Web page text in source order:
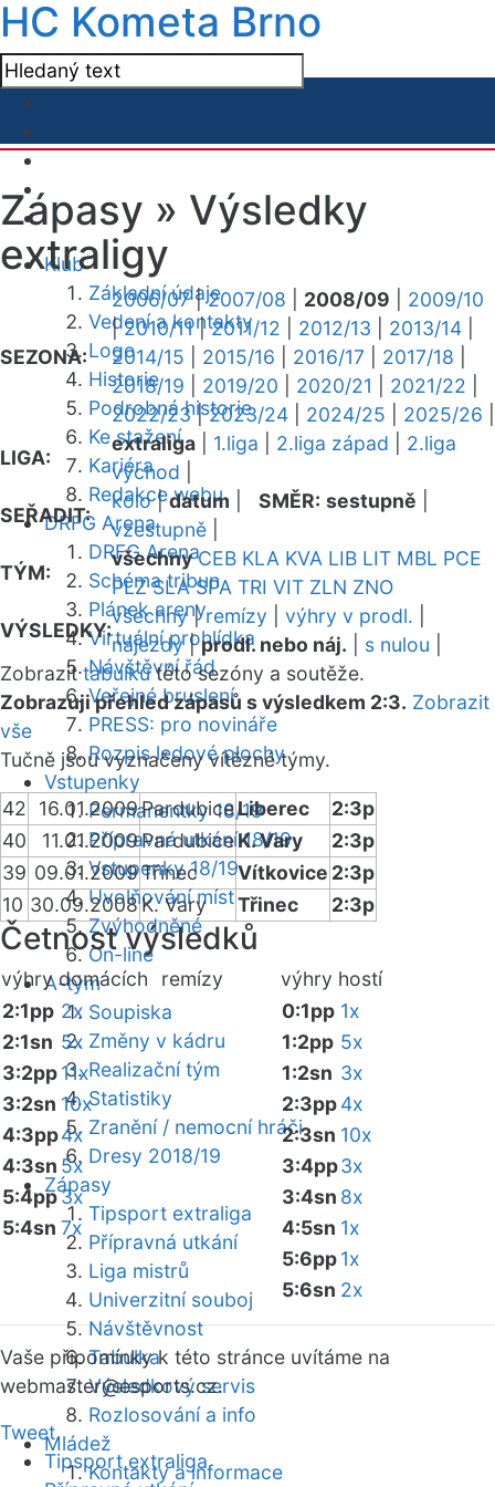
HC Kometa Brno
Klub
Základní údaje
Vedení a kontakty
Logo
Historie
Podrobná historie
Ke stažení
Kariéra
Redakce webu
DRFG Arena
DRFG Arena
Schéma tribun
Plánek areny
Virtuální prohlídka
Návštěvní řád
Veřejné bruslení
PRESS: pro novináře
Rozpis ledové plochy
Vstupenky
Permanentky 18/19
Přípravná utkání 18/19
Vstupenky 18/19
Uvolňování míst
Zvýhodněné
On-line
A-tým
Soupiska
Změny v kádru
Realizační tým
Statistiky
Zranění / nemocní hráči
Dresy 2018/19
Zápasy
Tipsport extraliga
Přípravná utkání
Liga mistrů
Univerzitní souboj
Návštěvnost
Tabulka
Výsledkový servis
Rozlosování a info
Mládež
Kontakty a informace
Zápasy » Výsledky
extraligy
SEZONA:
2006/07|2007/08 2008/09
2009/10
|2010/11|2011/12 2012/13 2013/14
2014/15
2015/16 2016/17 2017/18
2018/19
2019/20 2020/21 2021/22
2022/23|2023/24 2024/25 2025/26
LIGA:
extraliga 1.liga 2.liga západ
2.liga
východ
SEŘADIT:
kolo|datum SMĚR: sestupně
vzestupně
TÝM:
všechny CEB KLA KVA LIB LIT MBL PCE
PLZ SLA SPA TRI VIT ZLN ZNO
VÝSLEDKY:
všechny|remízy výhry v prodl.
nájezdy|prodl. nebo náj. s nulou
Zobrazittabulkutéto sezóny a soutěže.
Zobrazuji přehled zápasů s výsledkem 2:3. Zobrazit
vše
Tučně jsou vyznačeny vítězné týmy.
42 16.01.2009PardubiceLiberec
2:3p
40
11.01.2009PardubiceK. Vary
2:3p
39 09.01.2009Třinec Vítkovice 2:3p
10 30.09.2008 K. Vary Třinec 2:3p
Četnost výsledků
výhry domácích remízy výhry hostí
2:1pp 2x
2:1sn 5x
3:2pp11x
3:2sn 10x
4:3pp4x
4:3sn 5x
5:4pp3x
5:4sn 7x
0:1pp 1x
1:2pp 5x
1:2sn 3x
2:3pp4x
2:3sn 10x
3:4pp3x
3:4sn 8x
4:5sn 1x
5:6pp1x
5:6sn 2x
Vaše připomínky k této stránce uvítáme na
webmaster@esports.cz.
Tweet
Tipsport extraliga